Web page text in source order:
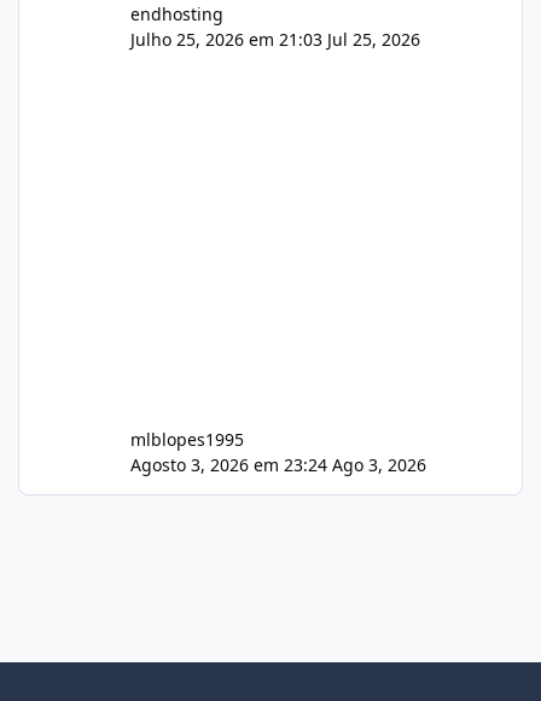
endhosting
Julho 25, 2026 em 21:03 Jul 25, 2026
mlblopes1995
Agosto 3, 2026 em 23:24 Ago 3, 2026